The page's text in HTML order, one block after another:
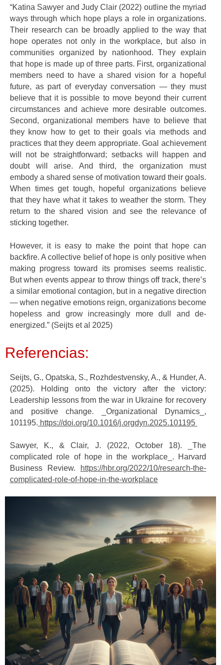
“Katina Sawyer and Judy Clair (2022) outline the myriad
ways through which hope plays a role in organizations.
Their research can be broadly applied to the way that
hope operates not only in the workplace, but also in
communities organized by nationhood. They explain
that hope is made up of three parts. First, organizational
members need to have a shared vision for a hopeful
future, as part of everyday conversation — they must
believe that it is possible to move beyond their current
circumstances and achieve more desirable outcomes.
Second, organizational members have to believe that
they know how to get to their goals via methods and
practices that they deem appropriate. Goal achievement
will not be straightforward; setbacks will happen and
doubt will arise. And third, the organization must
embody a shared sense of motivation toward their goals.
When times get tough, hopeful organizations believe
that they have what it takes to weather the storm. They
return to the shared vision and see the relevance of
sticking together.
However, it is easy to make the point that hope can
backfire. A collective belief of hope is only positive when
making progress toward its promises seems realistic.
But when events appear to throw things off track, there’s
a similar emotional contagion, but in a negative direction
— when negative emotions reign, organizations become
hopeless and grow increasingly more dull and de-
energized.” (Seijts et al 2025)
Referencias:
Seijts, G., Opatska, S., Rozhdestvensky, A., & Hunder, A.
(2025). Holding onto the victory after the victory:
Leadership lessons from the war in Ukraine for recovery
and positive change. _Organizational Dynamics_,
101195. https://doi.org/10.1016/j.orgdyn.2025.101195
Sawyer, K., & Clair, J. (2022, October 18). _The
complicated role of hope in the workplace_. Harvard
Business Review.
https://hbr.org/2022/10/research-the-
complicated-role-of-hope-in-the-workplace